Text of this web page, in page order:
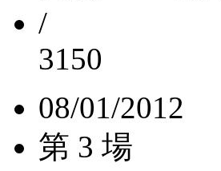
/
3150
08/01/2012
第 3 場